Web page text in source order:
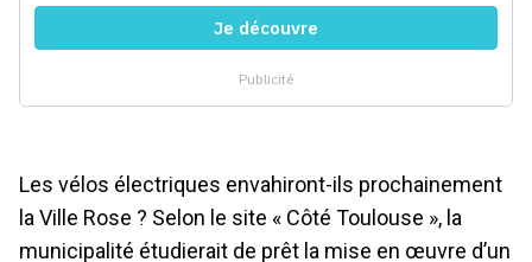
Les vélos électriques envahiront-ils prochainement
la Ville Rose ? Selon le site « Côté Toulouse », la
municipalité étudierait de prêt la mise en œuvre d’un